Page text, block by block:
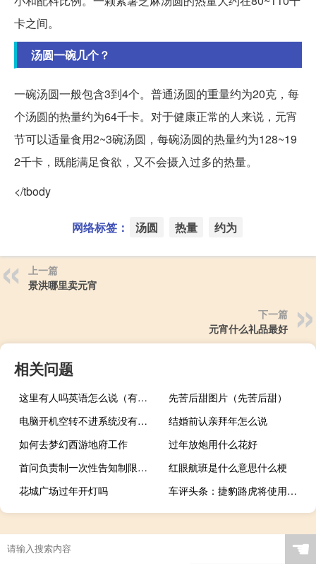
卡之间。
汤圆一碗几个？
一碗汤圆一般包含3到4个。普通汤圆的重量约为20克，每
个汤圆的热量约为64千卡。对于健康正常的人来说，元宵
节可以适量食用2~3碗汤圆，每碗汤圆的热量约为128~19
2千卡，既能满足食欲，又不会摄入过多的热量。
</tbody
网络标签： 汤圆 热量 约为
上一篇
景洪哪里卖元宵
下一篇
元宵什么礼品最好
相关问题
这里有人吗英语怎么说（有人吗英语怎么说）
先苦后甜图片（先苦后甜）
电脑开机空转不进系统没有嘀响声
结婚前认亲拜年怎么说
如何去梦幻西游地府工作
过年放炮用什么花好
首问负责制一次性告知制限时办结（首问负责制）
红眼航班是什么意思什么梗
花城广场过年开灯吗
车评头条：捷豹路虎将使用航空技术开发未来的车辆
☚